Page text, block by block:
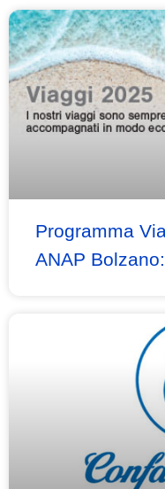
Programma
ANAP